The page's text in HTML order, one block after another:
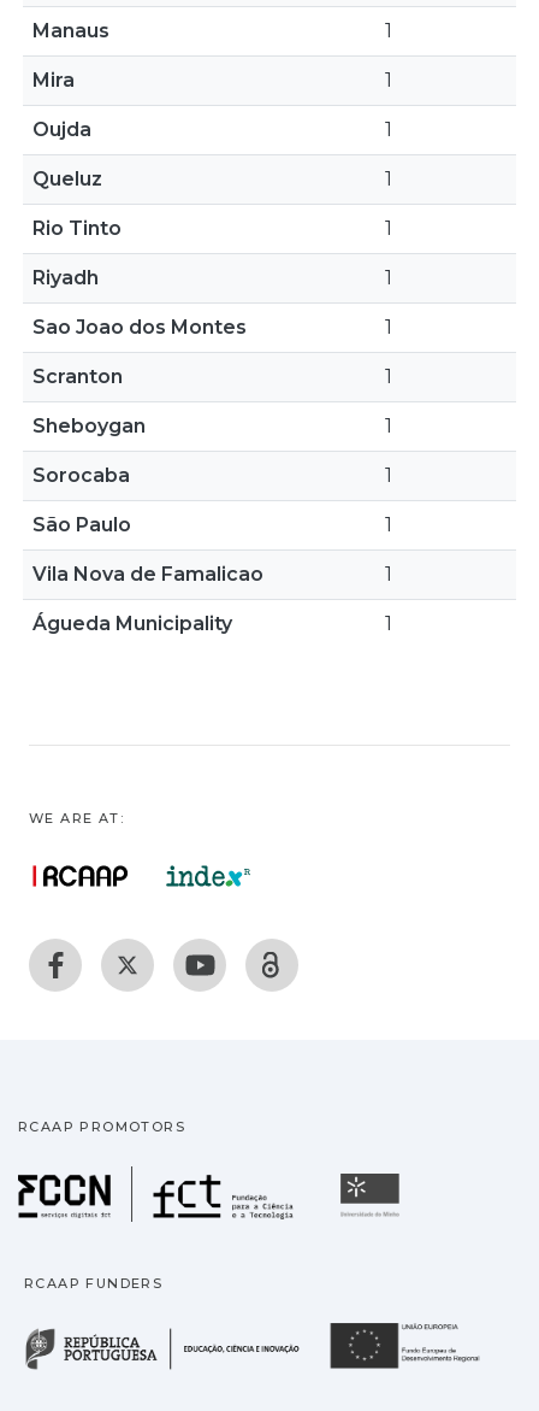
Manaus 1
Mira 1
Oujda 1
Queluz 1
Rio Tinto 1
Riyadh 1
Sao Joao dos Montes 1
Scranton 1
Sheboygan 1
Sorocaba 1
São Paulo 1
Vila Nova de Famalicao 1
Águeda Municipality 1
WE ARE AT:
RCAAP PROMOTORS
Fundação para a
RCAAP FUNDERS
República Portuguesa